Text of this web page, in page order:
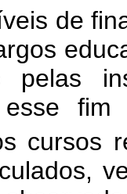
de
esse
cursos